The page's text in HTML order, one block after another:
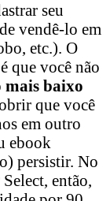
seu
vendê-lo em
etc.). O
que você não
mais baixo
que você
em outro
ebook
persistir. No
então,